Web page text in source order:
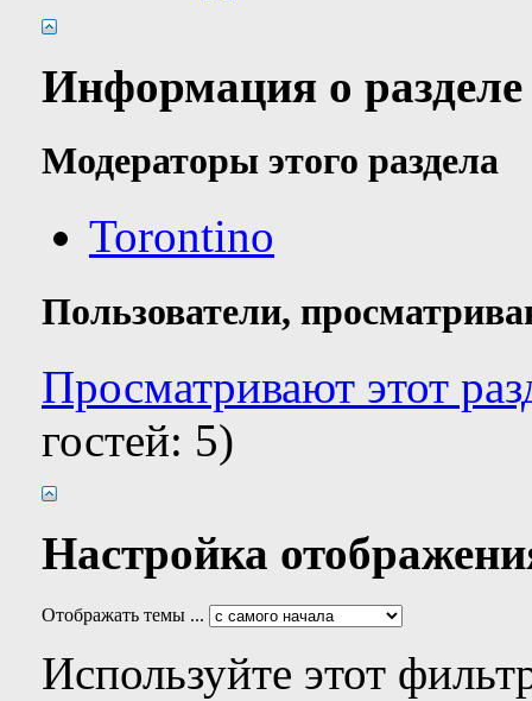
Информация о
Модераторы этого раздела
Torontino
Пользователи,
Просматривают этот
гостей: 5)
Настройка
Отображать темы ...
Используйте этот